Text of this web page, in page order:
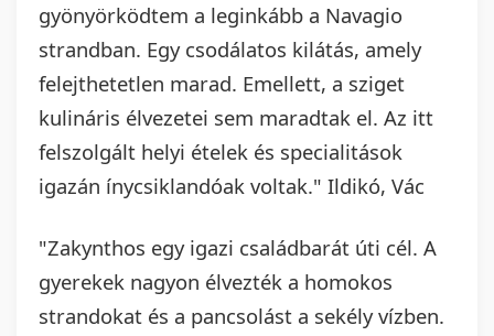
gyönyörködtem a leginkább a Navagio
strandban. Egy csodálatos kilátás, amely
felejthetetlen marad. Emellett, a sziget
kulináris élvezetei sem maradtak el. Az itt
felszolgált helyi ételek és specialitások
igazán ínycsiklandóak voltak." Ildikó, Vác
"Zakynthos egy igazi családbarát úti cél. A
gyerekek nagyon élvezték a homokos
strandokat és a pancsolást a sekély vízben.